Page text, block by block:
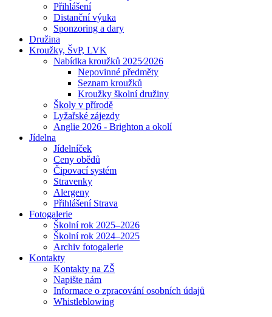
Přihlášení
Distanční výuka
Sponzoring a dary
Družina
Kroužky, ŠvP, LVK
Nabídka kroužků 2025⁄2026
Nepovinné předměty
Seznam kroužků
Kroužky školní družiny
Školy v přírodě
Lyžařské zájezdy
Anglie 2026 - Brighton a okolí
Jídelna
Jídelníček
Ceny obědů
Čipovací systém
Stravenky
Alergeny
Přihlášení Strava
Fotogalerie
Školní rok 2025–2026
Školní rok 2024–2025
Archiv fotogalerie
Kontakty
Kontakty na ZŠ
Napište nám
Informace o zpracování osobních údajů
Whistleblowing